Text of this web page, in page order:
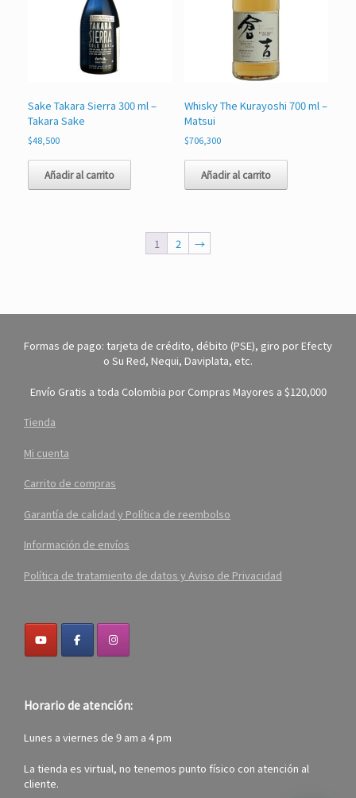
Sake Takara Sierra 300 ml –
Takara Sake
$48,500
Añadir al carrito
Whisky The Kurayoshi 700 ml –
Matsui
$706,300
Añadir al carrito
1 2 →
Formas de pago: tarjeta de crédito, débito (PSE), giro por Efecty
o Su Red, Nequi, Daviplata, etc.
Envío Gratis a toda Colombia por Compras Mayores a $120,000
Tienda
Mi cuenta
Carrito de compras
Garantía de calidad y Política de reembolso
Información de envíos
Política de tratamiento de datos y Aviso de Privacidad
Horario de atención:
Lunes a viernes de 9 am a 4 pm
La tienda es virtual, no tenemos punto físico con atención al
cliente.